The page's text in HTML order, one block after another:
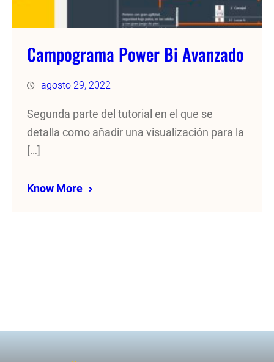
Campograma Power Bi Avanzado
agosto 29, 2022
Segunda parte del tutorial en el que se
detalla como añadir una visualización para la
[…]
Know More